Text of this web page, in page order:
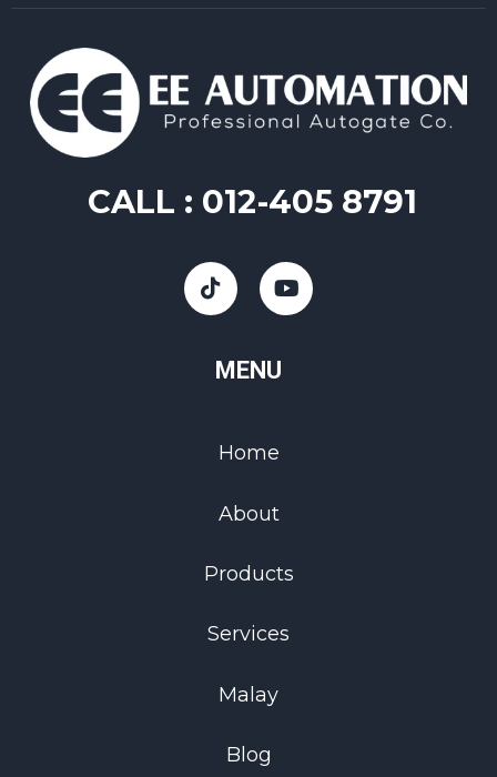
CALL : 012-405 8791
MENU
Home
About
Products
Services
Malay
Blog